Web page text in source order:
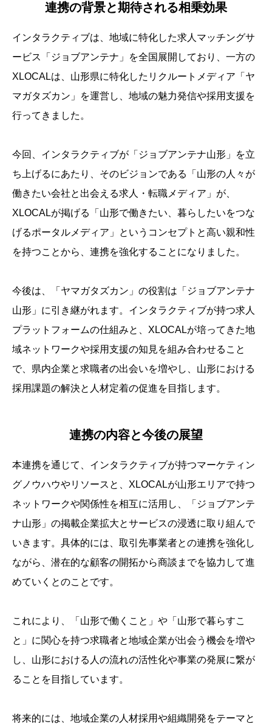
連携の背景と期待される相乗効果
インタラクティブは、地域に特化した求人マッチングサ
ービス「ジョブアンテナ」を全国展開しており、一方の
XLOCALは、山形県に特化したリクルートメディア「ヤ
マガタズカン」を運営し、地域の魅力発信や採用支援を
行ってきました。
今回、インタラクティブが「ジョブアンテナ山形」を立
ち上げるにあたり、そのビジョンである「山形の人々が
働きたい会社と出会える求人・転職メディア」が、
XLOCALが掲げる「山形で働きたい、暮らしたいをつな
げるポータルメディア」というコンセプトと高い親和性
を持つことから、連携を強化することになりました。
今後は、「ヤマガタズカン」の役割は「ジョブアンテナ
山形」に引き継がれます。インタラクティブが持つ求人
プラットフォームの仕組みと、XLOCALが培ってきた地
域ネットワークや採用支援の知見を組み合わせること
で、県内企業と求職者の出会いを増やし、山形における
採用課題の解決と人材定着の促進を目指します。
連携の内容と今後の展望
本連携を通じて、インタラクティブが持つマーケティン
グノウハウやリソースと、XLOCALが山形エリアで持つ
ネットワークや関係性を相互に活用し、「ジョブアンテ
ナ山形」の掲載企業拡大とサービスの浸透に取り組んで
いきます。具体的には、取引先事業者との連携を強化し
ながら、潜在的な顧客の開拓から商談までを協力して進
めていくとのことです。
これにより、「山形で働くこと」や「山形で暮らすこ
と」に関心を持つ求職者と地域企業が出会う機会を増や
し、山形における人の流れの活性化や事業の発展に繋が
ることを目指しています。
将来的には、地域企業の人材採用や組織開発をテーマと